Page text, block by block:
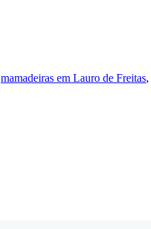
mamadeiras em Lauro de Freitas,